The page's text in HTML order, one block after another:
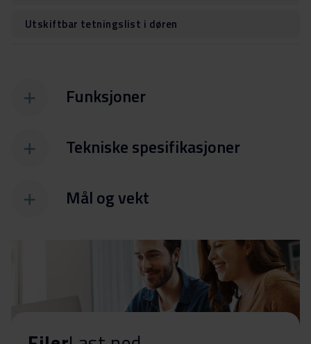
Utskiftbar tetningslist i døren
Funksjoner
Tekniske spesifikasjoner
Mål og vekt